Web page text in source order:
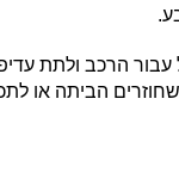
עבור הרכב ולתת
הביתה או